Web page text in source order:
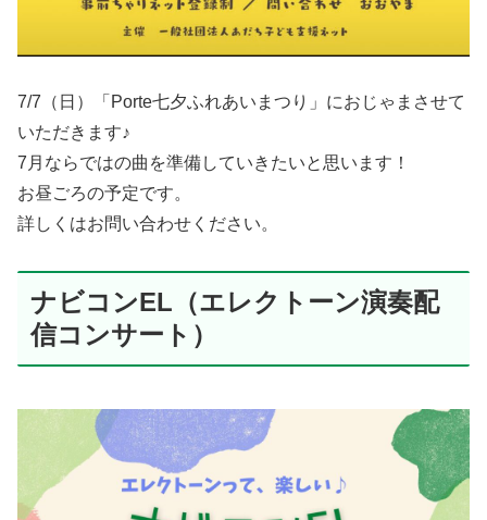
7/7（日）「Porte七夕ふれあいまつり」におじゃまさせて
いただきます♪
7月ならではの曲を準備していきたいと思います！
お昼ごろの予定です。
詳しくはお問い合わせください。
ナビコンEL（エレクトーン演奏配
信コンサート）